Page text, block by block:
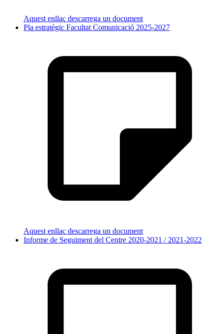
Aquest enllaç descarrega un document
Pla estratègic Facultat Comunicació 2025-2027
Aquest enllaç descarrega un document
Informe de Seguiment del Centre 2020-2021 / 2021-2022